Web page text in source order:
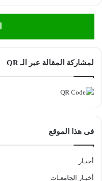
لمشاركة المقالة عبر الـ QR
فى هذا الموقع
أخبـار
أخبـار الجامعـات